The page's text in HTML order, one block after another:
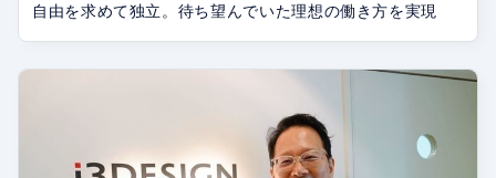
自由を求めて独立。待ち望んでいた理想の働き方を実現